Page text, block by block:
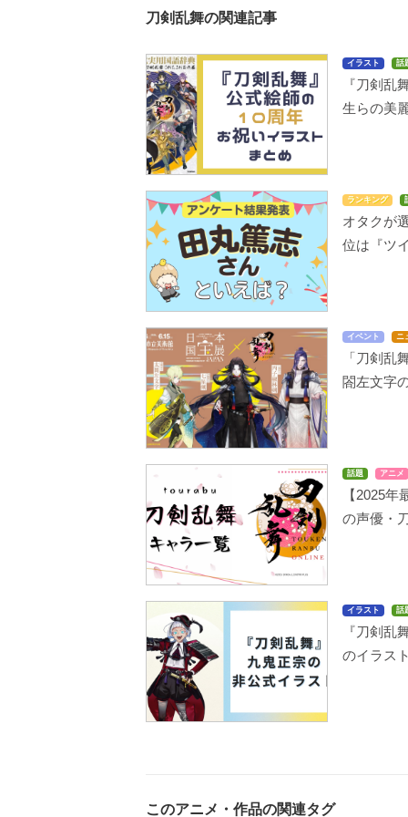
刀剣乱舞の関連記事
イラスト 話
『刀剣乱
生らの美
ランキング
オタクが
位は『ツ
イベント ニ
「刀剣乱
閤左文字
話題 アニメ
【2025
の声優・
イラスト 話
『刀剣乱
のイラス
このアニメ・作品の関連タグ